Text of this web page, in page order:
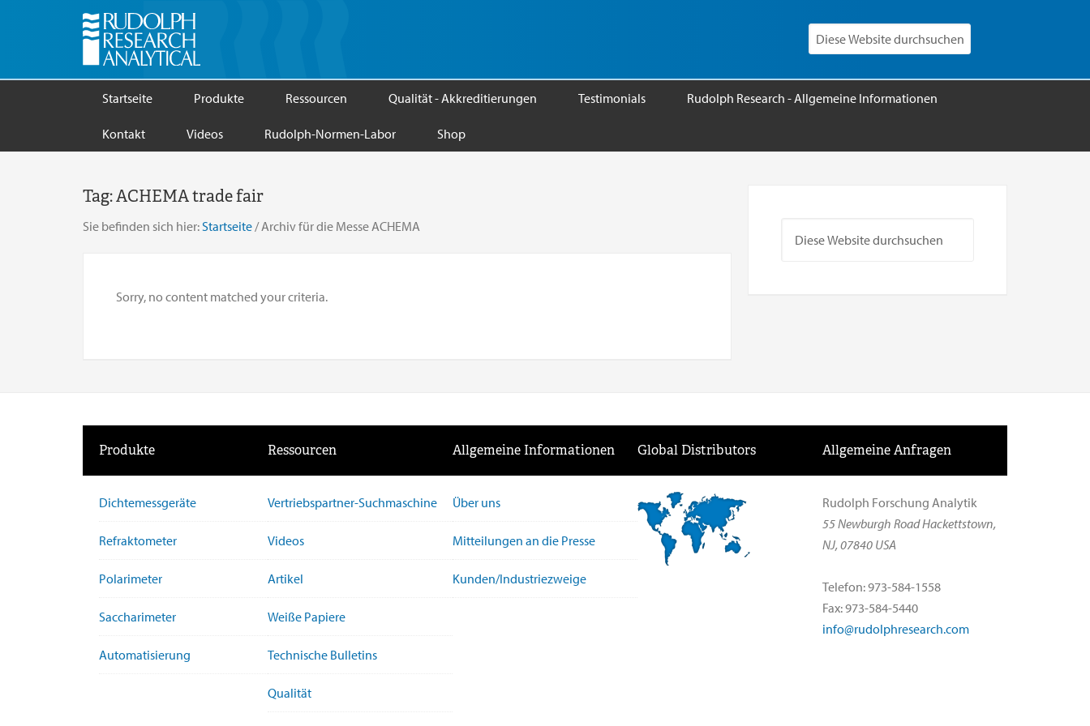
Startseite Produkte Ressourcen Qualität - Akkreditierungen Testimonials Rudolph Research - Allgemeine Informationen
Kontakt Videos Rudolph-Normen-Labor Shop
Tag:ACHEMA trade fair
Sie befinden sich hier: Startseite /Archiv für die Messe ACHEMA
Sorry, no content matched your criteria.
Produkte
Dichtemessgeräte
Refraktometer
Polarimeter
Saccharimeter
Automatisierung
Ressourcen
Vertriebspartner-Suchmaschine
Videos
Artikel
Weiße Papiere
Technische Bulletins
Qualität
Allgemeine Informationen
Über uns
Mitteilungen an die Presse
Kunden/Industriezweige
Global Distributors Allgemeine Anfragen
Rudolph Forschung Analytik
55 Newburgh Road Hackettstown,
NJ, 07840 USA
Telefon: 973-584-1558
Fax: 973-584-5440
info@rudolphresearch.com